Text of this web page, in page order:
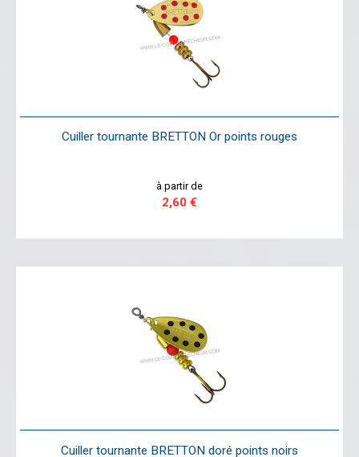
Cuiller tournante BRETTON Or points rouges
à partir de
2,60 €
Cuiller tournante BRETTON doré points noirs